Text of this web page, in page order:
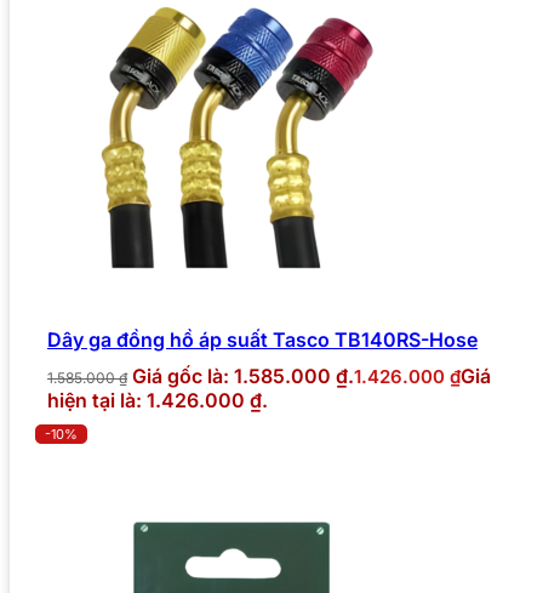
Dây ga đồng hồ áp suất Tasco TB140RS-Hose
1.585.000₫ Giá gốc là: 1.585.000 ₫.1.426.000 ₫Giá
hiện tại là: 1.426.000 ₫.
-10%